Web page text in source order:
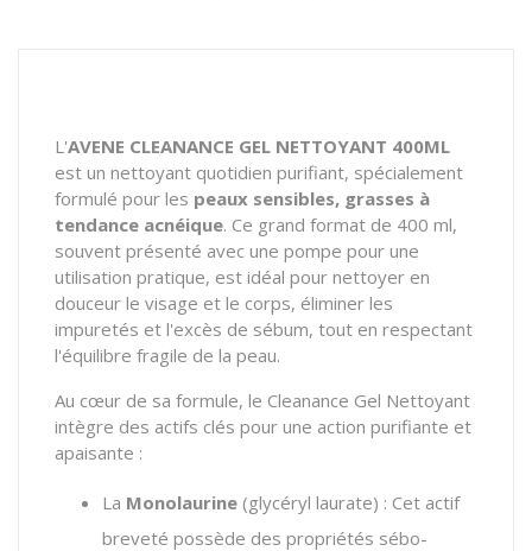
L'AVENE CLEANANCE GEL NETTOYANT 400ML
est un nettoyant quotidien purifiant, spécialement
formulé pour les peaux sensibles, grasses à
tendance acnéique. Ce grand format de 400 ml,
souvent présenté avec une pompe pour une
utilisation pratique, est idéal pour nettoyer en
douceur le visage et le corps, éliminer les
impuretés et l'excès de sébum, tout en respectant
l'équilibre fragile de la peau.
Au cœur de sa formule, le Cleanance Gel Nettoyant
intègre des actifs clés pour une action purifiante et
apaisante :
La Monolaurine (glycéryl laurate) : Cet actif
breveté possède des propriétés sébo-